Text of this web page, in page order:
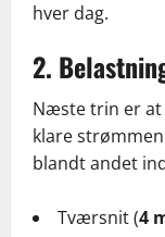
hver dag.
2.
Næste trin er
klare
blandt andet
Tværsnit (4